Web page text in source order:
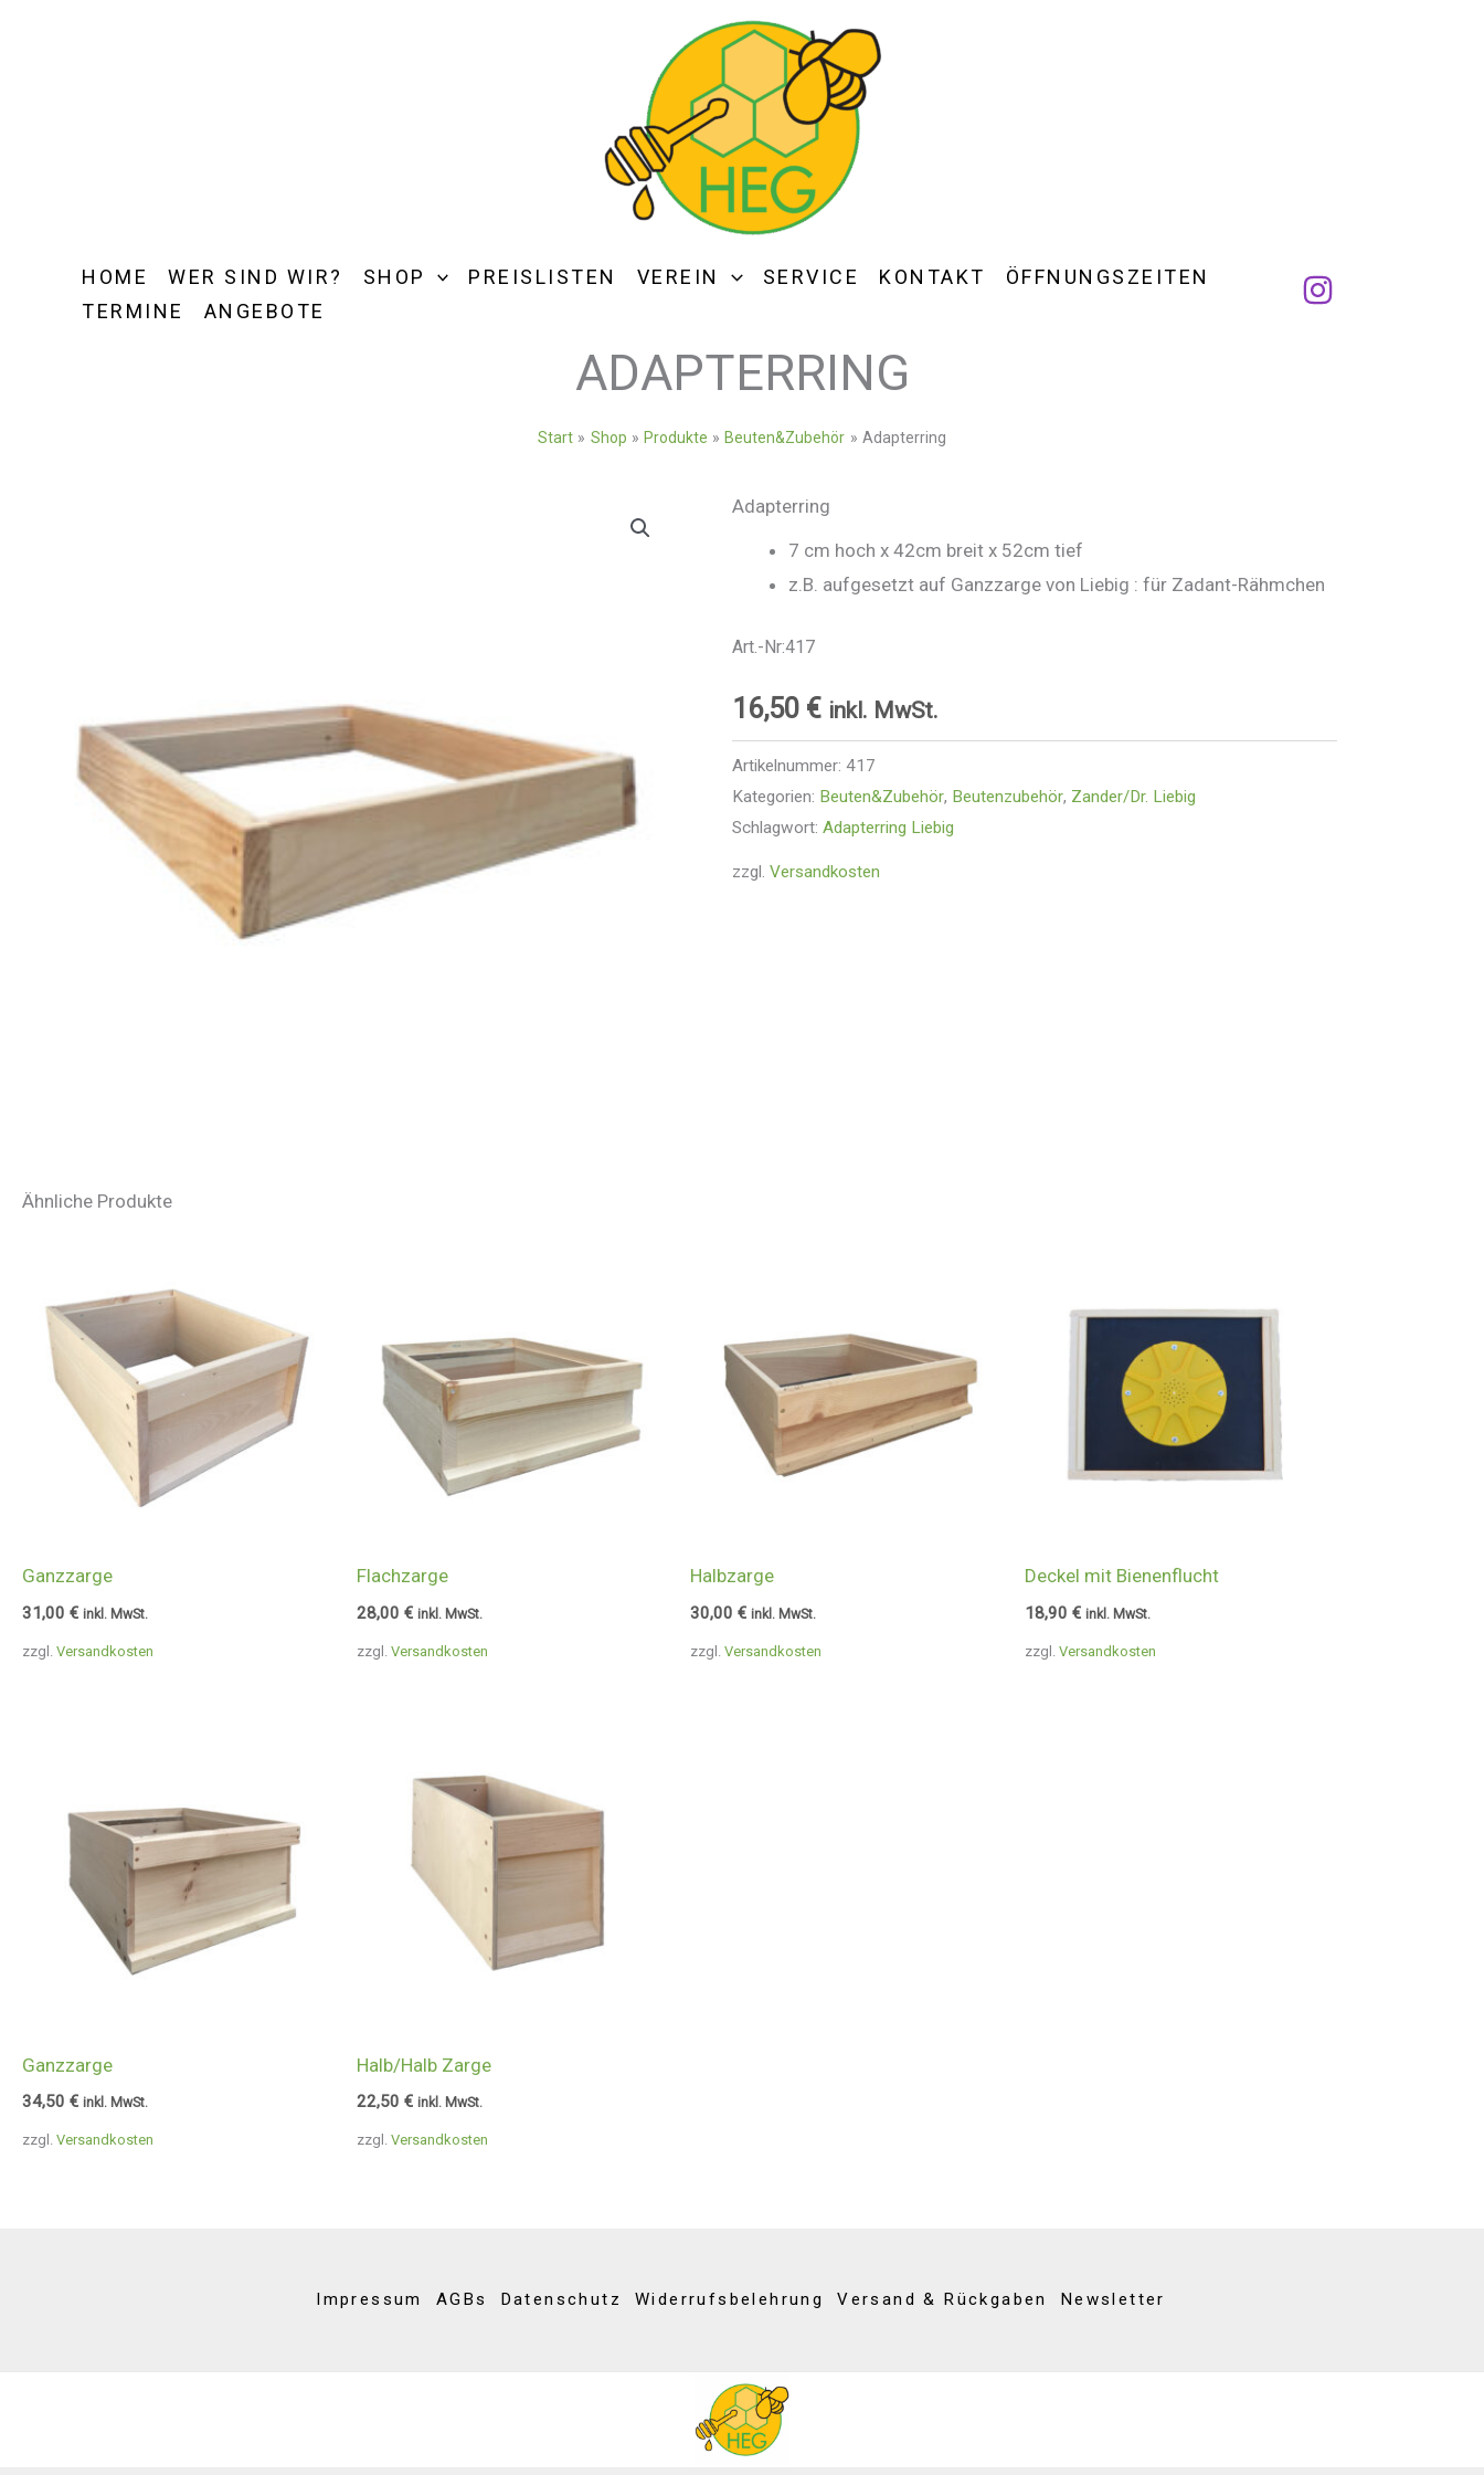
HOME WER SIND WIR? SHOP PREISLISTEN VEREIN SERVICE KONTAKT
ÖFFNUNGSZEITEN
TERMINE
ANGEBOTE
ADAPTERRING
Start Shop Produkte Beuten&Zubehör Adapterring
Adapterring
7 cm hoch x 42cm breit x 52cm tief
z.B. aufgesetzt auf Ganzzarge von Liebig : für Zadant-Rähmchen
Art.-Nr:417
16,50 € inkl. MwSt.
Artikelnummer: 417
Kategorien: Beuten&Zubehör, Beutenzubehör, Zander/Dr. Liebig
Schlagwort: Adapterring Liebig
zzgl. Versandkosten
Ähnliche Produkte
zzgl. Versandkosten
Ganzzarge
31,00 € inkl. MwSt.
zzgl. Versandkosten
Flachzarge
28,00 € inkl. MwSt.
zzgl.Versandkosten
Halbzarge
30,00€ inkl. MwSt.
zzgl. Versandkosten
Deckel mit Bienenflucht
18,90 € inkl. MwSt.
zzgl. Versandkosten
Ganzzarge
34,50 € inkl. MwSt.
zzgl. Versandkosten
Halb/Halb Zarge
22,50 € inkl. MwSt.
Impressum AGBs Datenschutz Widerrufsbelehrung Versand & Rückgaben Newsletter